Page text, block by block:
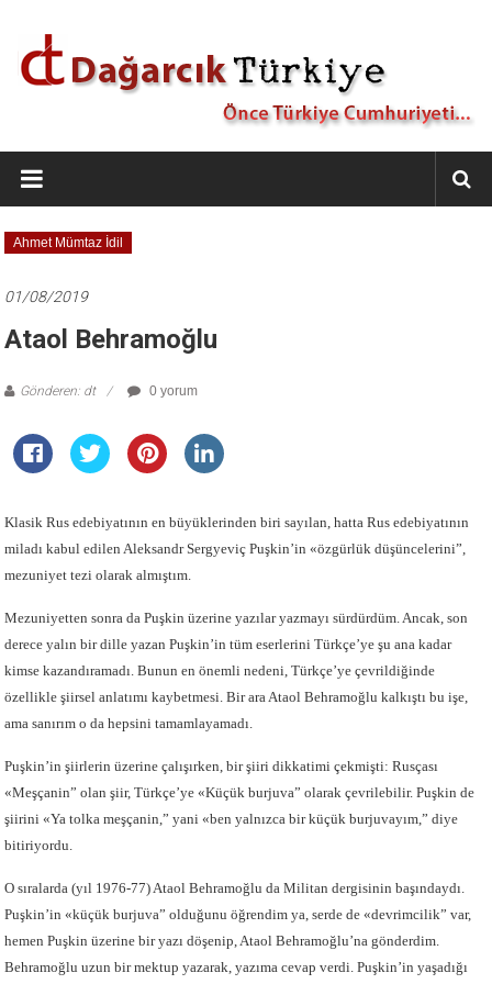
Dağarcık
Türkiye
Önce
Türkiye
Ahmet Mümtaz İdil
01/08/2019
Ataol Behramoğlu
Gönderen: dt 0 yorum
Klasik Rus edebiyatının en büyüklerinden biri sayılan, hatta Rus edebiyatının
miladı kabul edilen Aleksandr Sergyeviç Puşkin’in «özgürlük düşüncelerini”,
mezuniyet tezi olarak almıştım.
Mezuniyetten sonra da Puşkin üzerine yazılar yazmayı sürdürdüm. Ancak, son
derece yalın bir dille yazan Puşkin’in tüm eserlerini Türkçe’ye şu ana kadar
kimse kazandıramadı. Bunun en önemli nedeni, Türkçe’ye çevrildiğinde
özellikle şiirsel anlatımı kaybetmesi. Bir ara Ataol Behramoğlu kalkıştı bu işe,
ama sanırım o da hepsini tamamlayamadı.
Puşkin’in şiirlerin üzerine çalışırken, bir şiiri dikkatimi çekmişti: Rusçası
«Meşçanin” olan şiir, Türkçe’ye «Küçük burjuva” olarak çevrilebilir. Puşkin de
şiirini «Ya tolka meşçanin,” yani «ben yalnızca bir küçük burjuvayım,” diye
bitiriyordu.
O sıralarda (yıl 1976-77) Ataol Behramoğlu da Militan dergisinin başındaydı.
Puşkin’in «küçük burjuva” olduğunu öğrendim ya, serde de «devrimcilik” var,
hemen Puşkin üzerine bir yazı döşenip, Ataol Behramoğlu’na gönderdim.
Behramoğlu uzun bir mektup yazarak, yazıma cevap verdi. Puşkin’in yaşadığı